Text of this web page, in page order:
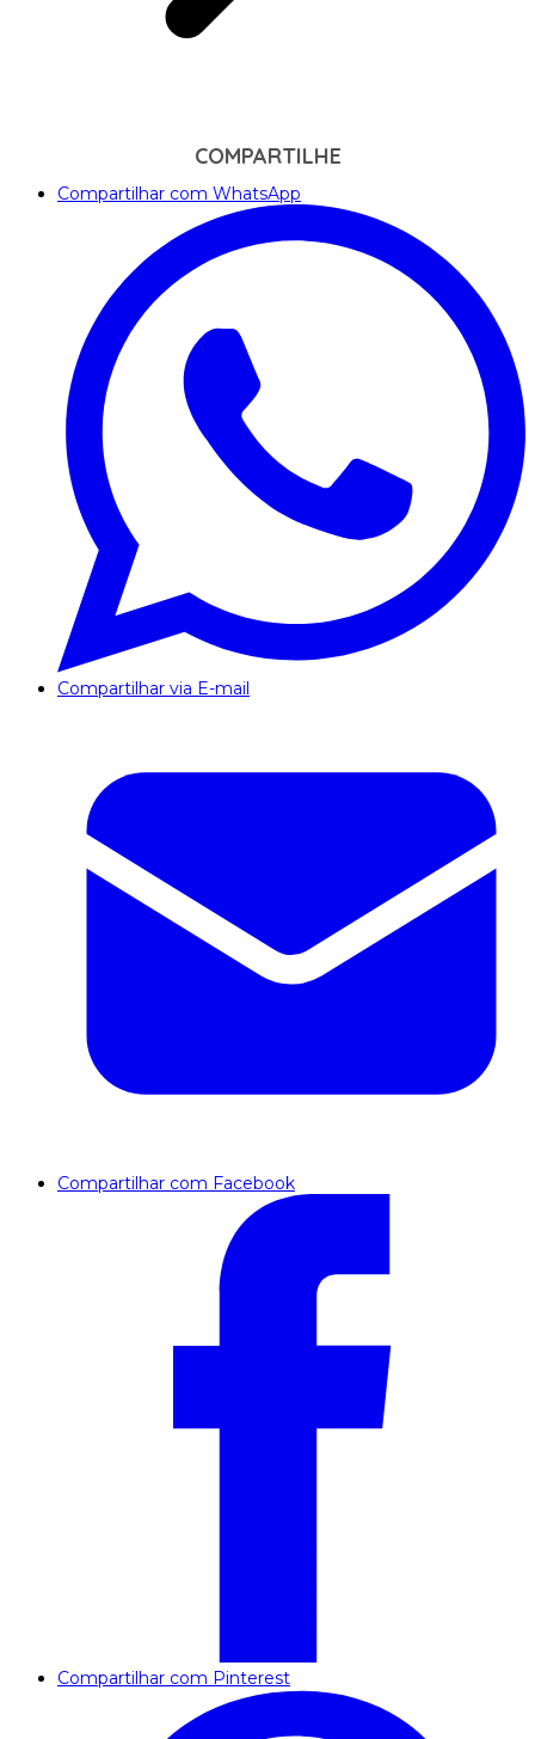
COMPARTILHE
Compartilhar com WhatsApp
Compartilhar via E-mail
Compartilhar com Facebook
Compartilhar com Pinterest